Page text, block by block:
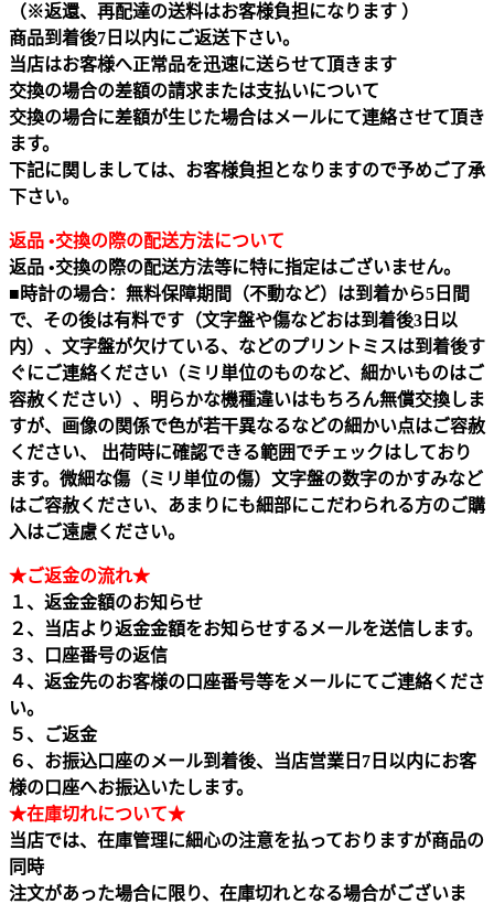
（※返還、再配達の送料はお客様負担になります ）
商品到着後7日以内にご返送下さい。
当店はお客様へ正常品を迅速に送らせて頂きます
交換の場合の差額の請求または支払いについて
交換の場合に差額が生じた場合はメールにて連絡させて頂き
ます。
下記に関しましては、お客様負担となりますので予めご了承
下さい。
返品 •交換の際の配送方法について
返品 •交換の際の配送方法等に特に指定はございません。
■時計の場合：無料保障期間（不動など）は到着から5日間
で、その後は有料です（文字盤や傷などおは到着後3日以
内）、文字盤が欠けている、などのプリントミスは到着後す
ぐにご連絡ください（ミリ単位のものなど、細かいものはご
容赦ください）、明らかな機種違いはもちろん無償交換しま
すが、画像の関係で色が若干異なるなどの細かい点はご容赦
ください、 出荷時に確認できる範囲でチェックはしており
ます。微細な傷（ミリ単位の傷）文字盤の数字のかすみなど
はご容赦ください、あまりにも細部にこだわられる方のご購
入はご遠慮ください。
★ご返金の流れ★
１、返金金額のお知らせ
２、当店より返金金額をお知らせするメールを送信します。
３、口座番号の返信
４、返金先のお客様の口座番号等をメールにてご連絡くださ
い。
５、ご返金
６、お振込口座のメール到着後、当店営業日7日以内にお客
様の口座へお振込いたします。
★在庫切れについて★
当店では、在庫管理に細心の注意を払っておりますが商品の
同時
注文があった場合に限り、在庫切れとなる場合がございま